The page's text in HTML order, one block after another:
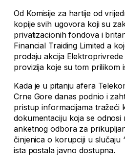
Od Komisije za hartije od
kopije svih ugovora koji su
privatizacionih fondova i
Financial Traiding Limited a
prodaju akcija
provizija koje su tom prilikom
Kada je u pitanju afera
Crne Gore danas podnio i
pristup informacijama tražeći
dokumentaciju koja se
anketnog odbora za
činjenica o korupciji u slučaju
ista postala javno dostupna.